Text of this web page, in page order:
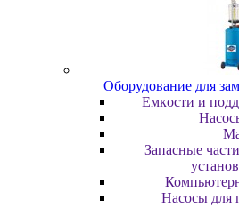
Oбopудoвaниe для
Eмкocти и
Запасные
Насосы для